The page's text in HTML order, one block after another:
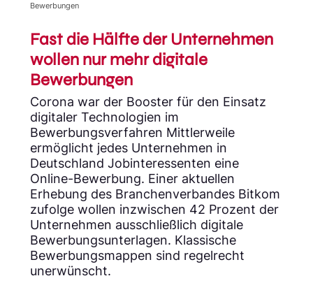
Bewerbungen
Fast die Hälfte der Unternehmen
wollen nur mehr digitale
Bewerbungen
Corona war der Booster für den Einsatz
digitaler Technologien im
Bewerbungsverfahren Mittlerweile
ermöglicht jedes Unternehmen in
Deutschland Jobinteressenten eine
Online-Bewerbung. Einer aktuellen
Erhebung des Branchenverbandes Bitkom
zufolge wollen inzwischen 42 Prozent der
Unternehmen ausschließlich digitale
Bewerbungsunterlagen. Klassische
Bewerbungsmappen sind regelrecht
unerwünscht.